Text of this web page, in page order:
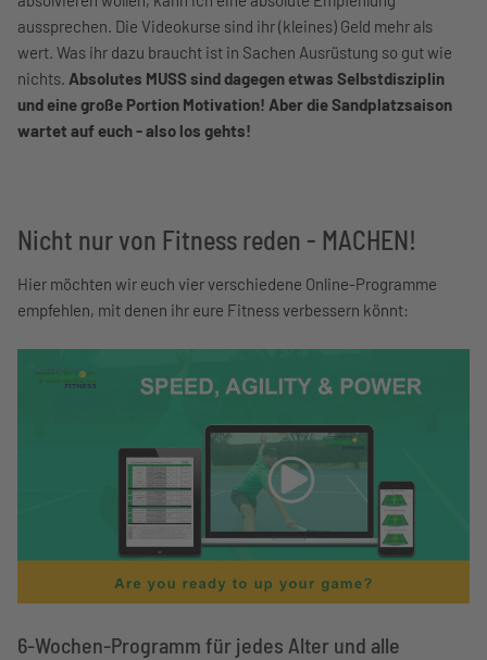
aussprechen. Die Videokurse sind ihr (kleines) Geld mehr als
wert. Was ihr dazu braucht ist in Sachen Ausrüstung so gut wie
nichts. Absolutes MUSS sind dagegen etwas Selbstdisziplin
und eine große Portion Motivation! Aber die Sandplatzsaison
wartet auf euch - also los gehts!
Nicht nur von Fitness reden - MACHEN!
Hier möchten wir euch vier verschiedene Online-Programme
empfehlen, mit denen ihr eure Fitness verbessern könnt:
6-Wochen-Programm für jedes Alter und alle